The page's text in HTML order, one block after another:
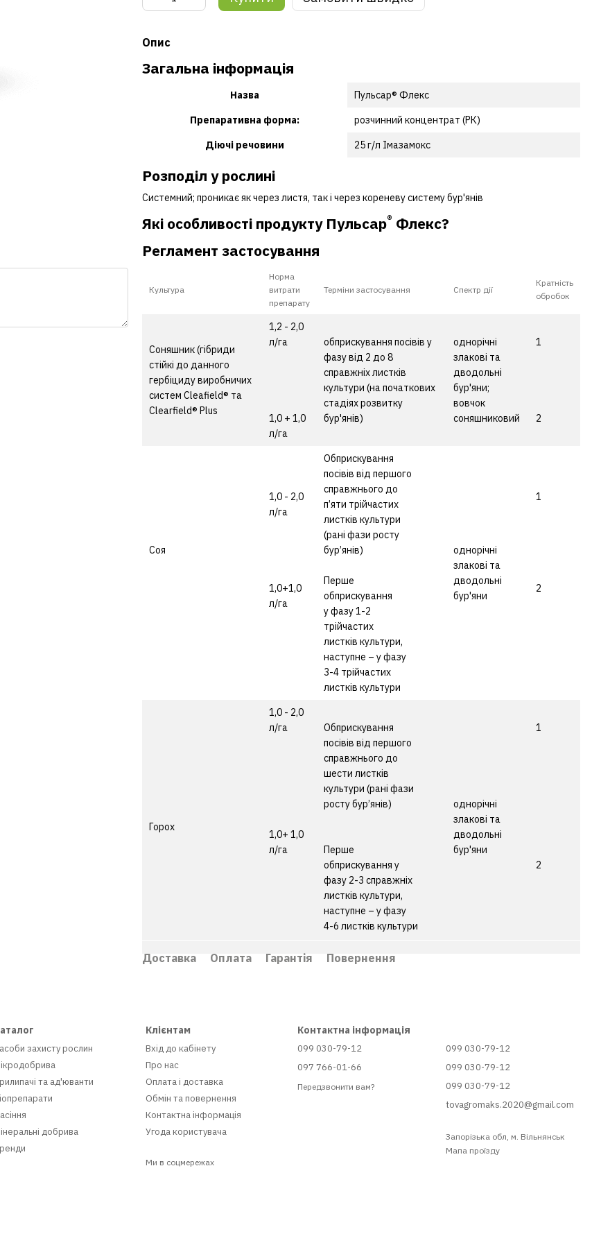
Опис
Загальна інформація
Назва
Пульсар® Флекс
Препаративна форма:
розчинний концентрат (РК)
Діючі речовини
25 г/л Імазамокс
Розподiл у рослинi
Системний; проникає як через листя, так і через кореневу систему бур'янів
Які особливості продуктуПульсар® Флекс?
Регламент застосування
Культура
Норма
витрати
препарату
Терміни застосування Спектр дії
Кратність
обробок
Соняшник (гібриди
стійкі до данного
гербіциду виробничих
систем Cleafield® та
Clearfield® Plus
1,2 - 2,0
л/га
1,0 + 1,0
л/га
обприскування посівів у
фазу від 2 до 8
справжніх листків
культури (на початкових
стадіях розвитку
бур'янів)
однорічні
злакові та
дводольні
бур'яни;
вовчок
соняшниковий
1
2
Соя
1,0 - 2,0
л/га
1,0+1,0
л/га
Обприскування
посівів від першого
справжнього до
п’яти трійчастих
листків культури
(рані фази росту
бур’янів)
Перше
обприскування
у фазу 1-2
трійчастих
листків культури,
наступне – у фазу
3-4 трійчастих
листків культури
однорічні
злакові та
дводольні
бур'яни
1
2
Горох
1,0 - 2,0
л/га
1,0+ 1,0
л/га
Обприскування
посівів від першого
справжнього до
шести листків
культури (рані фази
росту бур’янів)
Перше
обприскування у
фазу 2-3 справжніх
листків культури,
наступне – у фазу
4-6 листків культури
однорічні
злакові та
дводольні
бур'яни
1
2
Доставка Оплата Гарантія Повернення
захисту рослин
та ад'юванти
добрива
Клієнтам
Вхід до кабінету
Про нас
Оплата і доставка
Обмін та повернення
Контактна інформація
Угода користувача
Ми в соцмережах
Контактна інформація
099 030-79-12
097 766-01-66
Передзвонити вам?
099 030-79-12
099 030-79-12
099 030-79-12
tovagromaks.2020@gmail.com
Запорізька обл, м. Вільнянськ
Мапа проїзду